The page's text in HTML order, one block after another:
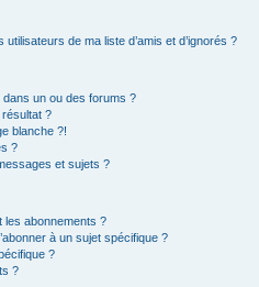
de ma liste d’amis et d’ignorés ?
un ou des forums ?
?
blanche ?!
?
et sujets ?
les abonnements ?
à un sujet spécifique ?
?
?